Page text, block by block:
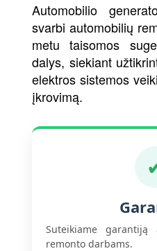
Automobilio
svarbi automobilių
metu taisomos
dalys, siekiant
elektros sistemos
įkrovimą.
Suteikiame garantiją
remonto darbams.